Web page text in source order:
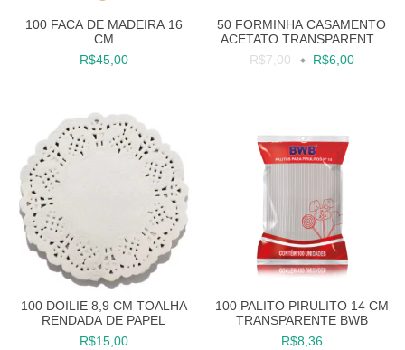
100 FACA DE MADEIRA 16
CM
R$45,00
50 FORMINHA CASAMENTO
ACETATO TRANSPARENTE
DOCES FESTAS
R$7,00 R$6,00
100 DOILIE 8,9 CM TOALHA
RENDADA DE PAPEL
R$15,00
100 PALITO PIRULITO 14 CM
TRANSPARENTE BWB
R$8,36